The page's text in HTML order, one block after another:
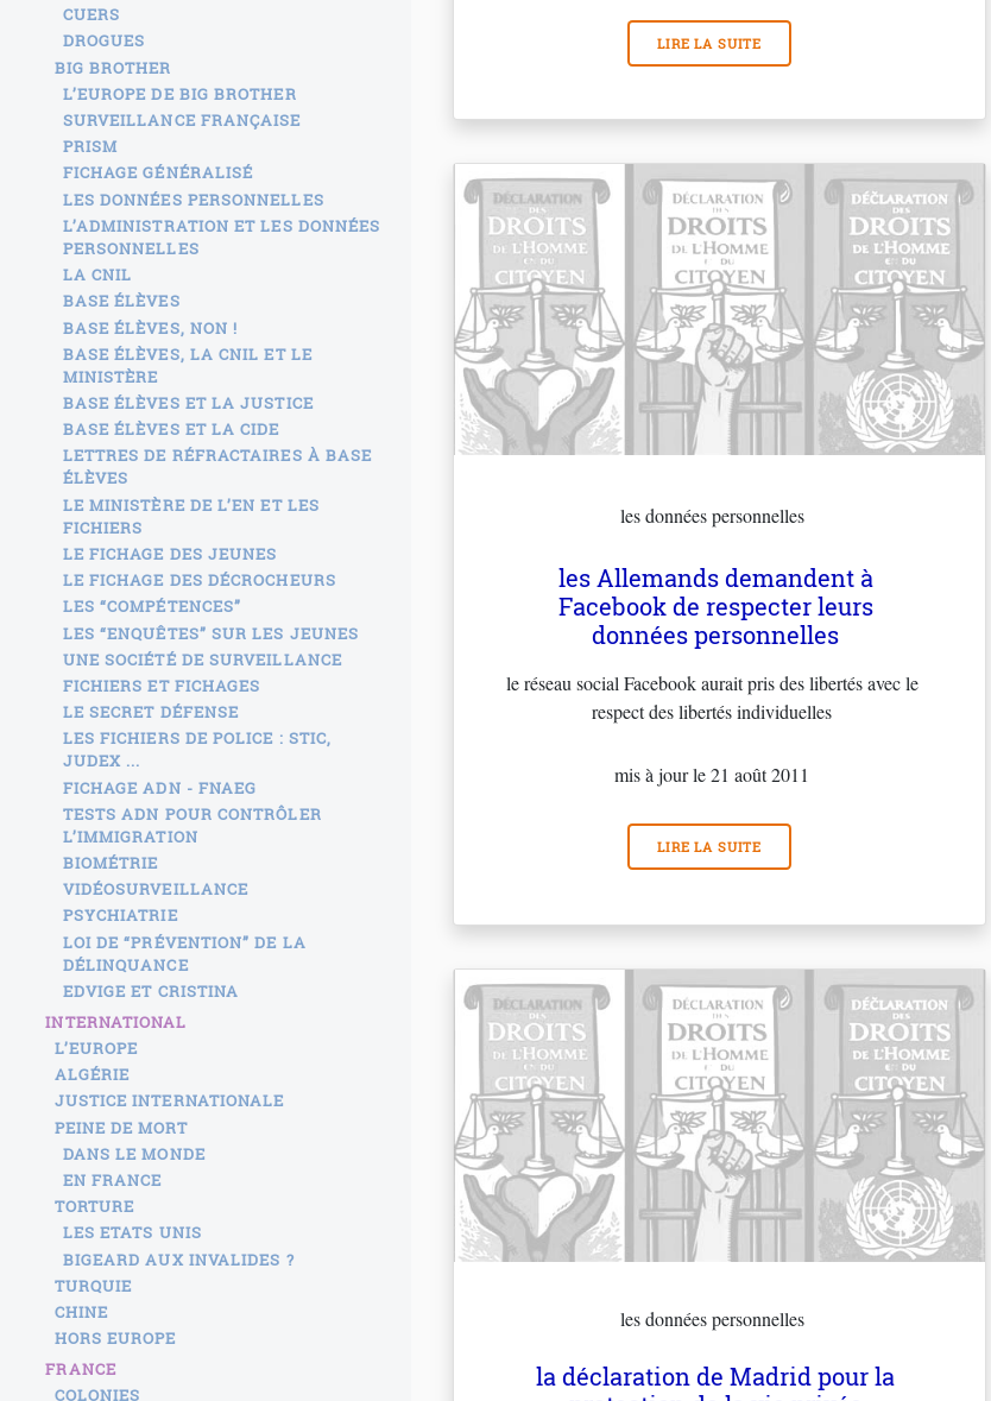
LIRE LA SUITE
les données personnelles
les Allemands demandent à
Facebook de respecter leurs
données personnelles
le réseau social Facebook aurait pris des libertés avec le
respect des libertés individuelles
mis à jour le 21 août 2011
LIRE LA SUITE
les données personnelles
la déclaration de Madrid pour la
CUERS
DROGUES
BIG BROTHER
L’EUROPE DE BIG BROTHER
SURVEILLANCE FRANÇAISE
PRISM
FICHAGE GÉNÉRALISÉ
LES DONNÉES PERSONNELLES
L’ADMINISTRATION ET LES DONNÉES
PERSONNELLES
LA CNIL
BASE ÉLÈVES
BASE ÉLÈVES, NON !
BASE ÉLÈVES, LA CNIL ET LE
MINISTÈRE
BASE ÉLÈVES ET LA JUSTICE
BASE ÉLÈVES ET LA CIDE
LETTRES DE RÉFRACTAIRES À BASE
ÉLÈVES
LE MINISTÈRE DE L’EN ET LES
FICHIERS
LE FICHAGE DES JEUNES
LE FICHAGE DES DÉCROCHEURS
LES “COMPÉTENCES”
LES “ENQUÊTES” SUR LES JEUNES
UNE SOCIÉTÉ DE SURVEILLANCE
FICHIERS ET FICHAGES
LE SECRET DÉFENSE
LES FICHIERS DE POLICE : STIC,
JUDEX ...
FICHAGE ADN - FNAEG
TESTS ADN POUR CONTRÔLER
L’IMMIGRATION
BIOMÉTRIE
VIDÉOSURVEILLANCE
PSYCHIATRIE
LOI DE “PRÉVENTION” DE LA
DÉLINQUANCE
EDVIGE ET CRISTINA
INTERNATIONAL
L’EUROPE
ALGÉRIE
JUSTICE INTERNATIONALE
PEINE DE MORT
DANS LE MONDE
EN FRANCE
TORTURE
LES ETATS UNIS
BIGEARD AUX INVALIDES ?
TURQUIE
CHINE
HORS EUROPE
FRANCE
COLONIES